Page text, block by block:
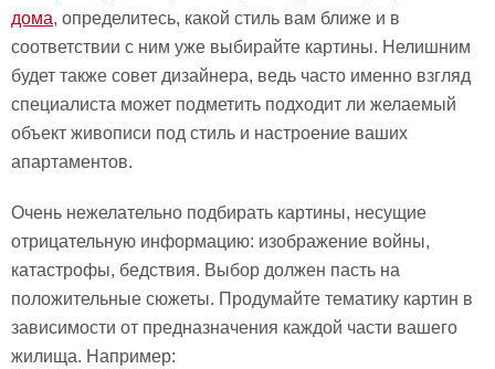
дома, определитесь, какой стиль вам ближе и в
соответствии с ним уже выбирайте картины. Нелишним
будет также совет дизайнера, ведь часто именно взгляд
специалиста может подметить подходит ли желаемый
объект живописи под стиль и настроение ваших
апартаментов.
Очень нежелательно подбирать картины, несущие
отрицательную информацию: изображение войны,
катастрофы, бедствия. Выбор должен пасть на
положительные сюжеты. Продумайте тематику картин в
зависимости от предназначения каждой части вашего
жилища. Например: